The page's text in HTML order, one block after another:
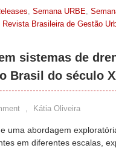
, Semana URBE,
Revista Brasileira de Gestão
sistemas de
Brasil do século
, Kátia Oliveira
uma abordagem
em diferentes escalas,